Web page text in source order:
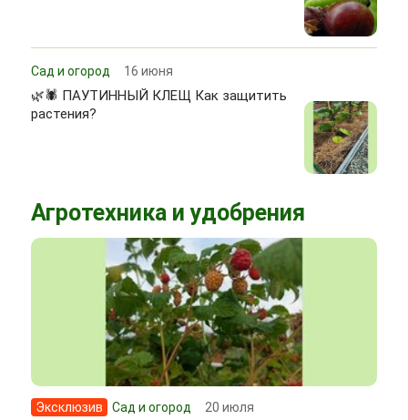
Сад и огород 16 июня
🌿🕷 ПАУТИННЫЙ КЛЕЩ Как защитить
растения?
Агротехника и удобрения
Эксклюзив Сад и огород 20 июля